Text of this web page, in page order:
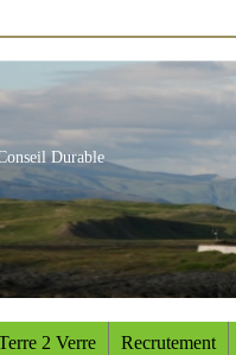
Durable
2 Verre Recrutement